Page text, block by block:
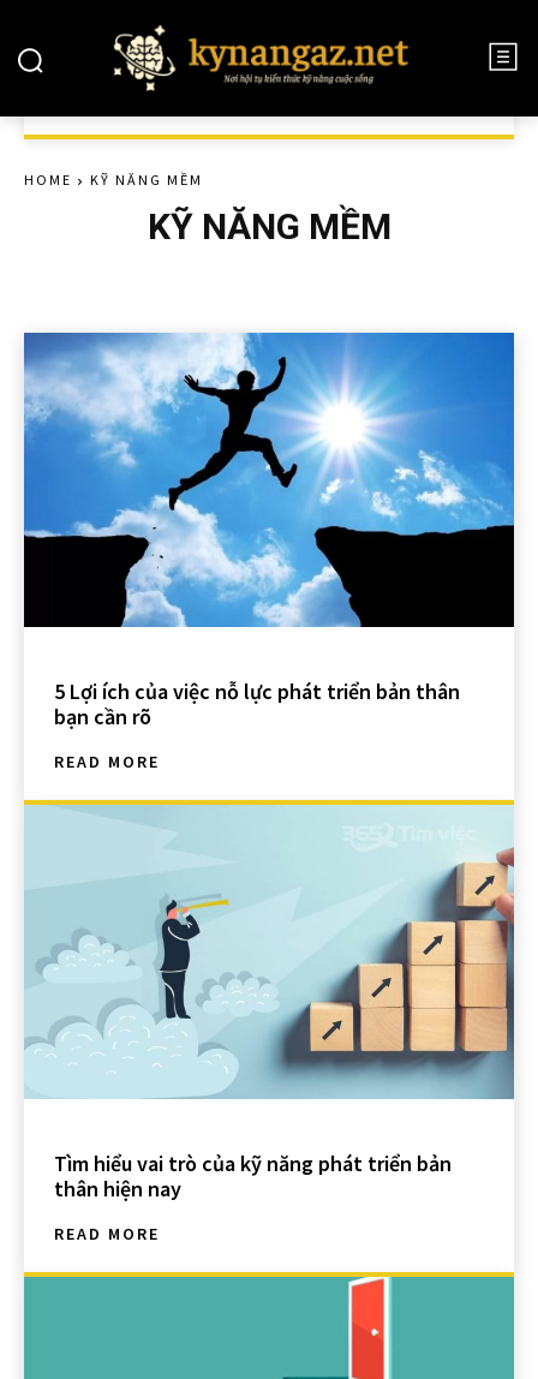
HOME KỸ NĂNG MỀM
KỸ NĂNG MỀM
5 Lợi ích của việc nỗ lực phát triển bản thân
bạn cần rõ
READ MORE
Tìm hiểu vai trò của kỹ năng phát triển bản
thân hiện nay
READ MORE